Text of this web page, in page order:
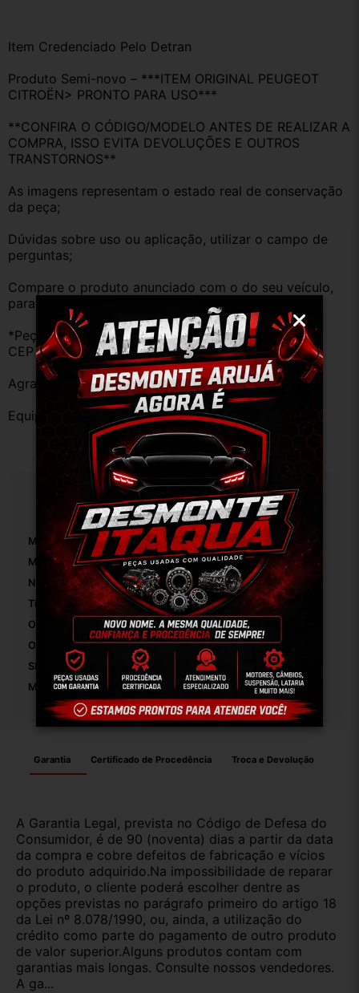
Item Credenciado Pelo Detran
Produto Semi-novo – ***ITEM ORIGINAL PEUGEOT
CITROËN> PRONTO PARA USO***
**CONFIRA O CÓDIGO/MODELO ANTES DE REALIZAR A
COMPRA, ISSO EVITA DEVOLUÇÕES E OUTROS
TRANSTORNOS**
As imagens representam o estado real de conservação
da peça;
Dúvidas sobre uso ou aplicação, utilizar o campo de
perguntas;
Compare o produto anunciado com o do seu veículo,
para evitar trocas;
*Peças que não tem opção de envio, favor deixar o
CEP na área de perguntas para realizar cotação*
Agradecemos a preferência!
Equipe DESMONTE ARUJÁ.
Especificações
Marca: Peugeot
Modelo: 207
Número De Peça:
Tipo De Veículo: Carro/Caminhonete
Origem:
OEM:
SKU:
Motivo De GTIN Vacío: Outro
Garantia Certificado de Procedência Troca e Devolução
A Garantia Legal, prevista no Código de Defesa do
Consumidor, é de 90 (noventa) dias a partir da data
da compra e cobre defeitos de fabricação e vícios
do produto adquirido.Na impossibilidade de reparar
o produto, o cliente poderá escolher dentre as
opções previstas no parágrafo primeiro do artigo 18
da Lei nº 8.078/1990, ou, ainda, a utilização do
crédito como parte do pagamento de outro produto
de valor superior.Alguns produtos contam com
garantias mais longas. Consulte nossos vendedores.
A ga...